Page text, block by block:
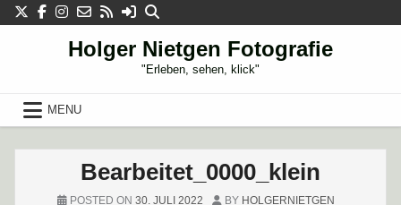
Skip
to
Holger Nietgen Fotografie
"Erleben, sehen, klick"
MENU
Bearbeitet_0000_klein
POSTED ON 30. JULI 2022 BY HOLGERNIETGEN